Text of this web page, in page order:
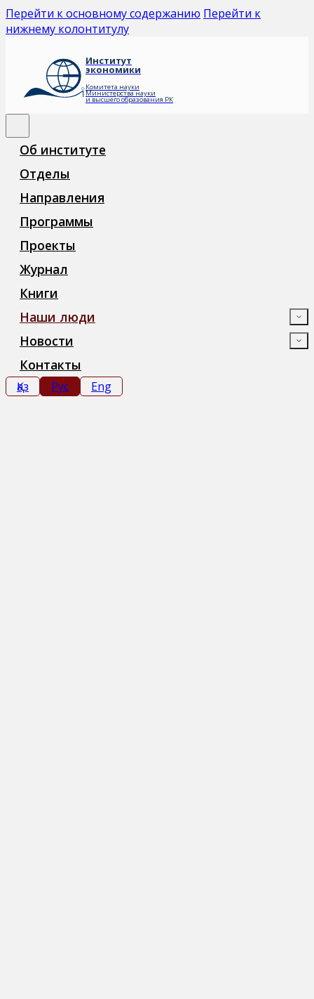
Перейти к основному содержанию Перейти к
нижнему колонтитулу
Институт
экономики
Комитета науки
Министерства науки
и высшего образования РК
Об институте
Отделы
Направления
Программы
Проекты
Журнал
Книги
Наши люди
Новости
Контакты
Қаз Рус Eng